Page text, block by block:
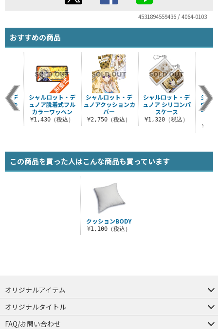
4531894559436 / 4064-0103
おすすめの商品
シャルロット・デ
ュノアクッションカ
バー
¥2,750（税込）
シャルロット・デ
ュノア シリコンパ
スケース
¥1,320（税込）
シャ
ウラ
ーバ
・デ
れキ
シャルロット・デ
ュノア脱着式フル
カラーワッペン
¥1,430（税込）
この商品を買った人はこんな商品も買っています
クッションBODY
¥1,100（税込）
オリジナルアイテム
つままれ
つかまれ
ピョコッテ
オリジナルタイトル
アイテムヤ
ミスカトニック大學購買部
FAQ/お問い合わせ